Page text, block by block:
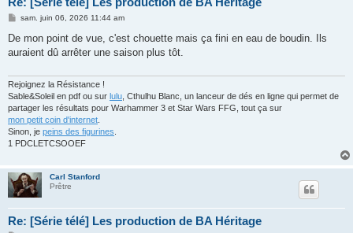
M
s
a
sam. juin 06, 2026 11:44 am
De mon point de vue, c'est chouette mais ça fini en eau de boudin. Ils
auraient dû arrêter une saison plus tôt.
Rejoignez la Résistance !
Sable&Soleil en pdf ou sur lulu , Cthulhu Blanc, un lanceur de dés en ligne qui permet de
partager les résultats pour Warhammer 3 et Star Wars FFG, tout ça sur
mon petit coin d'internet
Sinon, je peins des figurines
1 PDCLETCSOOEF
Carl Stanford
Prêtre
Re: [Série télé] Les production de BA Héritage